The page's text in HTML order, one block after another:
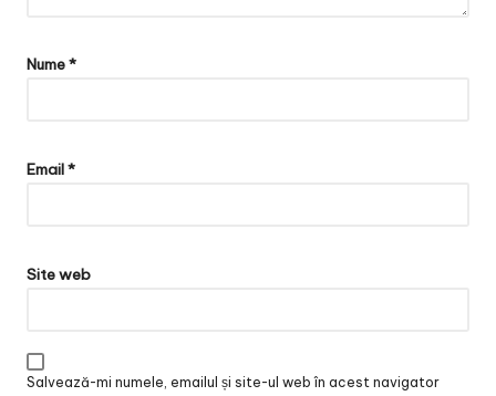
Nume*
Email*
Site web
Salvează-mi numele, emailul și site-ul web în acest navigator